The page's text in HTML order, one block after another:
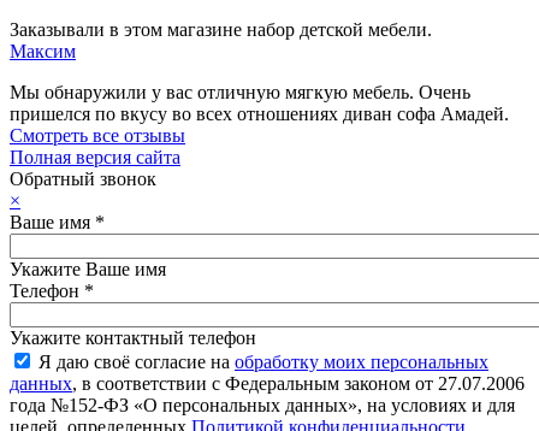
Заказывали в этом магазине набор детской мебели.
Максим
Мы обнаружили у вас отличную мягкую мебель. Очень
пришелся по вкусу во всех отношениях диван софа Амадей.
Смотреть все отзывы
Полная версия сайта
Обратный звонок
×
Ваше имя *
Укажите Ваше имя
Телефон *
Укажите контактный телефон
Я даю своё согласие на обработку моих персональных
данных, в соответствии с Федеральным законом от 27.07.2006
года №152-ФЗ «О персональных данных», на условиях и для
целей, определенных Политикой конфиденциальности